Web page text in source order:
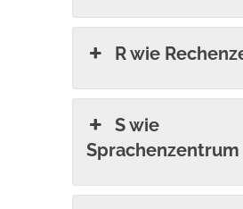
R wie
S wie
Sprachenzentrum